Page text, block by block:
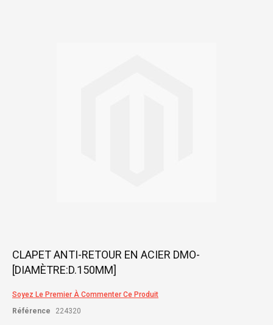
Skip
the
of
images
CLAPET ANTI-RETOUR EN ACIER DMO-
[DIAMÈTRE:D.150MM]
Soyez Le Premier À Commenter Ce Produit
Référence
224320